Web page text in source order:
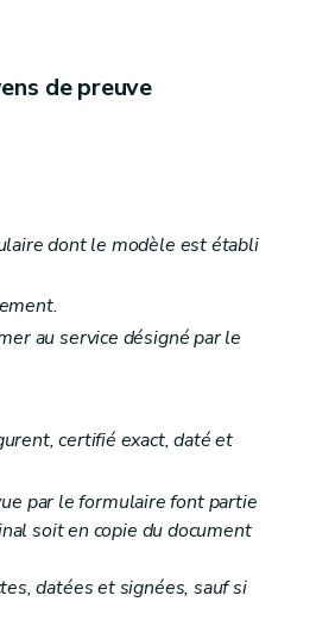
de preuve
dont le modèle est établi
au service désigné par le
certifié exact, daté et
par le formulaire font partie
soit en copie du document
datées et signées, sauf si